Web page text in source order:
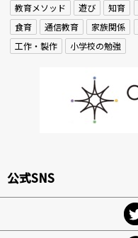
教育メソッド
遊び 知育
食育
通信教育 家族関係
工作・製作
小学校の勉強
公式SNS